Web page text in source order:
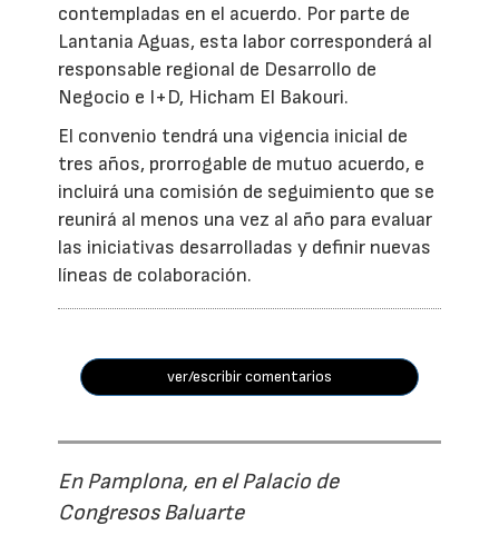
contempladas en el acuerdo. Por parte de
Lantania Aguas, esta labor corresponderá al
responsable regional de Desarrollo de
Negocio e I+D, Hicham El Bakouri.
El convenio tendrá una vigencia inicial de
tres años, prorrogable de mutuo acuerdo, e
incluirá una comisión de seguimiento que se
reunirá al menos una vez al año para evaluar
las iniciativas desarrolladas y definir nuevas
líneas de colaboración.
ver/escribir comentarios
En Pamplona, en el Palacio de
Congresos Baluarte